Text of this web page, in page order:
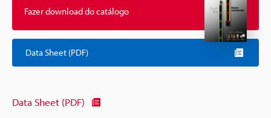
Fazer download do catálogo
Data Sheet (PDF)
Data Sheet (PDF)